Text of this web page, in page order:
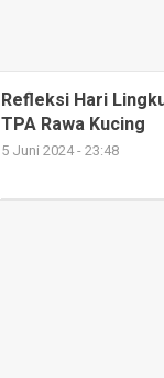
Refleksi Hari
TPA Rawa Kucing
5 Juni 2024 - 23:48